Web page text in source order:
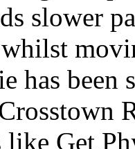
slower
has been
like Get